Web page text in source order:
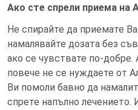
Ако сте спрели приема на
Не спирайте да приемате
намалявайте дозата без
ако се чувствате по-
повече не се нуждаете от
Ви помоли бавно да
спрете напълно лечението.